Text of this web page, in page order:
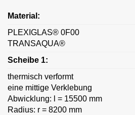
Material:
PLEXIGLAS® 0F00
TRANSAQUA®
Scheibe 1:
thermisch verformt
eine mittige Verklebung
Abwicklung: l = 15500 mm
Radius: r = 8200 mm